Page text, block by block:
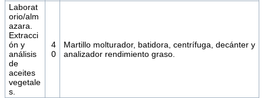
Laborat
orio/alm
azara.
Extracci
ón y
análisis
de
aceites
vegetale
s.
4
0
Martillo molturador, batidora, centrífuga, decánter y
analizador rendimiento graso.